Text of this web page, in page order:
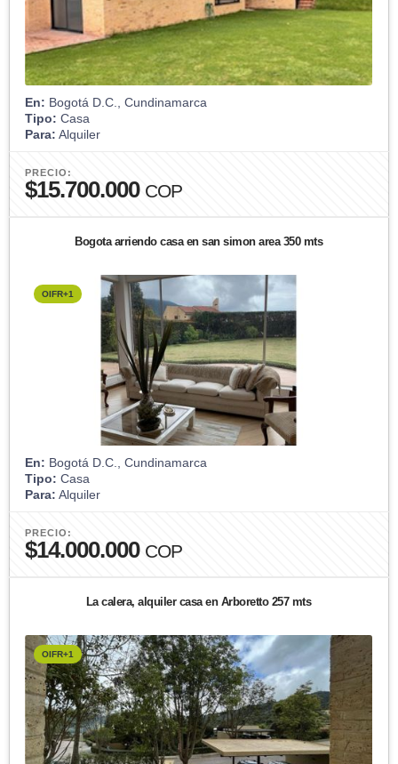
En: Bogotá D.C., Cundinamarca
Tipo: Casa
Para: Alquiler
PRECIO:
$15.700.000 COP
Bogota arriendo casa en san simon area 350 mts
OIFR+1
En: Bogotá D.C., Cundinamarca
Tipo: Casa
Para: Alquiler
PRECIO:
$14.000.000 COP
La calera, alquiler casa en Arboretto 257 mts
OIFR+1